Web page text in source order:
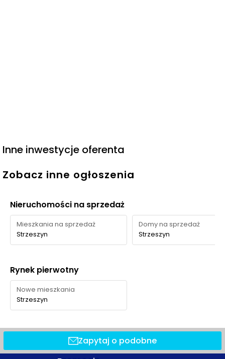
Inne inwestycje oferenta
Zobacz inne ogłoszenia
Nieruchomości na sprzedaż
Mieszkania na sprzedaż
Strzeszyn
Domy na sprzedaż
Strzeszyn
Rynek pierwotny
Nowe mieszkania
Strzeszyn
Zapytaj o podobne